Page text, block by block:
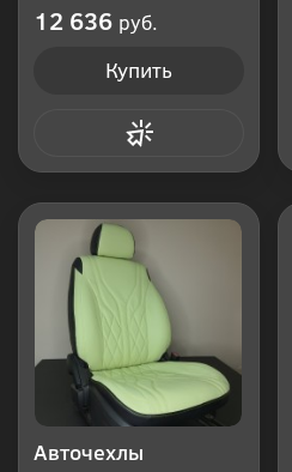
12 636 руб.
Купить
Авточехлы